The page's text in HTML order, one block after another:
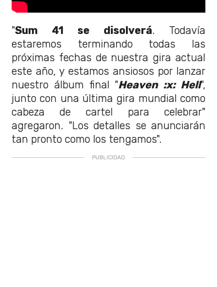
"Sum 41 se disolverá. Todavía
estaremos terminando todas las
próximas fechas de nuestra gira actual
este año, y estamos ansiosos por lanzar
nuestro álbum final "Heaven :x: Hell",
junto con una última gira mundial como
cabeza de cartel para celebrar"
agregaron. "Los detalles se anunciarán
tan pronto como los tengamos".